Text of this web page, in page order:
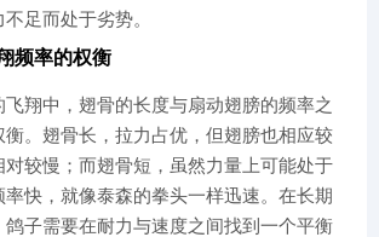
足而处于劣势。
频率的权衡
飞翔中，翅骨的长度与扇动翅膀的频率之
衡。翅骨长，拉力占优，但翅膀也相应较
对较慢；而翅骨短，虽然力量上可能处于
快，就像泰森的拳头一样迅速。在长期
鸽子需要在耐力与速度之间找到一个平衡